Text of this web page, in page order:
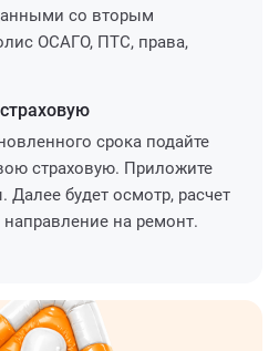
со вторым
ОСАГО, ПТС, права,
срока подайте
страховую. Приложите
Далее будет осмотр, расчет
на ремонт.